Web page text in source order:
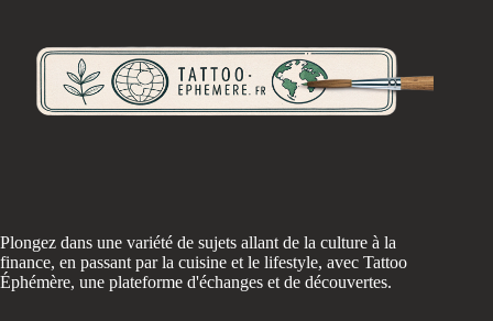
Plongez dans une variété de sujets allant de la culture à la
finance, en passant par la cuisine et le lifestyle, avec Tattoo
Éphémère, une plateforme d'échanges et de découvertes.